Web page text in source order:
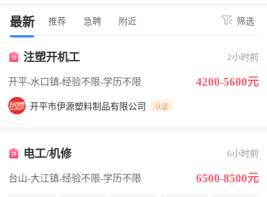
最新 推荐 急聘 附近 筛选
注塑开机工 2小时前
开平-水口镇-经验不限-学历不限 4200-5600元
开平市伊源塑料制品有限公司 认证
电工/机修 6小时前
台山-大江镇-经验不限-学历不限 6500-8500元